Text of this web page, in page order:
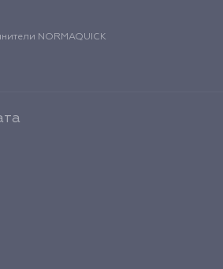
NORMAQUICK